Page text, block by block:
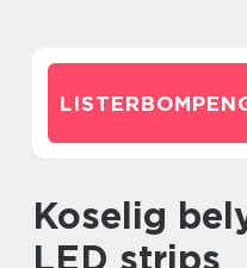
Koselig belysning med
LED strips